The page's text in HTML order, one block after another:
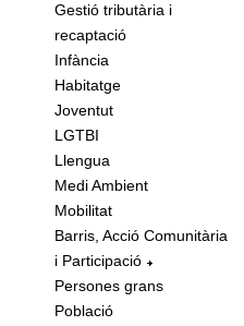
Gestió tributària i
recaptació
Infància
Habitatge
Joventut
LGTBI
Llengua
Medi Ambient
Mobilitat
Barris, Acció Comunitària
i Participació
Persones grans
Població